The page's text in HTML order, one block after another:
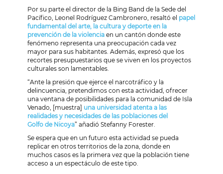
Por su parte el director de la Bing Band de la Sede del
Pacífico, Leonel Rodríguez Cambronero, resaltó el papel
fundamental del arte, la cultura y deporte en la
prevención de la violencia en un cantón donde este
fenómeno representa una preocupación cada vez
mayor para sus habitantes. Además, expresó que los
recortes presupuestarios que se viven en los proyectos
culturales son lamentables.
“Ante la presión que ejerce el narcotráfico y la
delincuencia, pretendimos con esta actividad, ofrecer
una ventana de posibilidades para la comunidad de Isla
Venado, [muestra] una universidad atenta a las
realidades y necesidades de las poblaciones del
Golfo de Nicoya” añadió Stefanny Forester.
Se espera que en un futuro esta actividad se pueda
replicar en otros territorios de la zona, donde en
muchos casos es la primera vez que la población tiene
acceso a un espectáculo de este tipo.